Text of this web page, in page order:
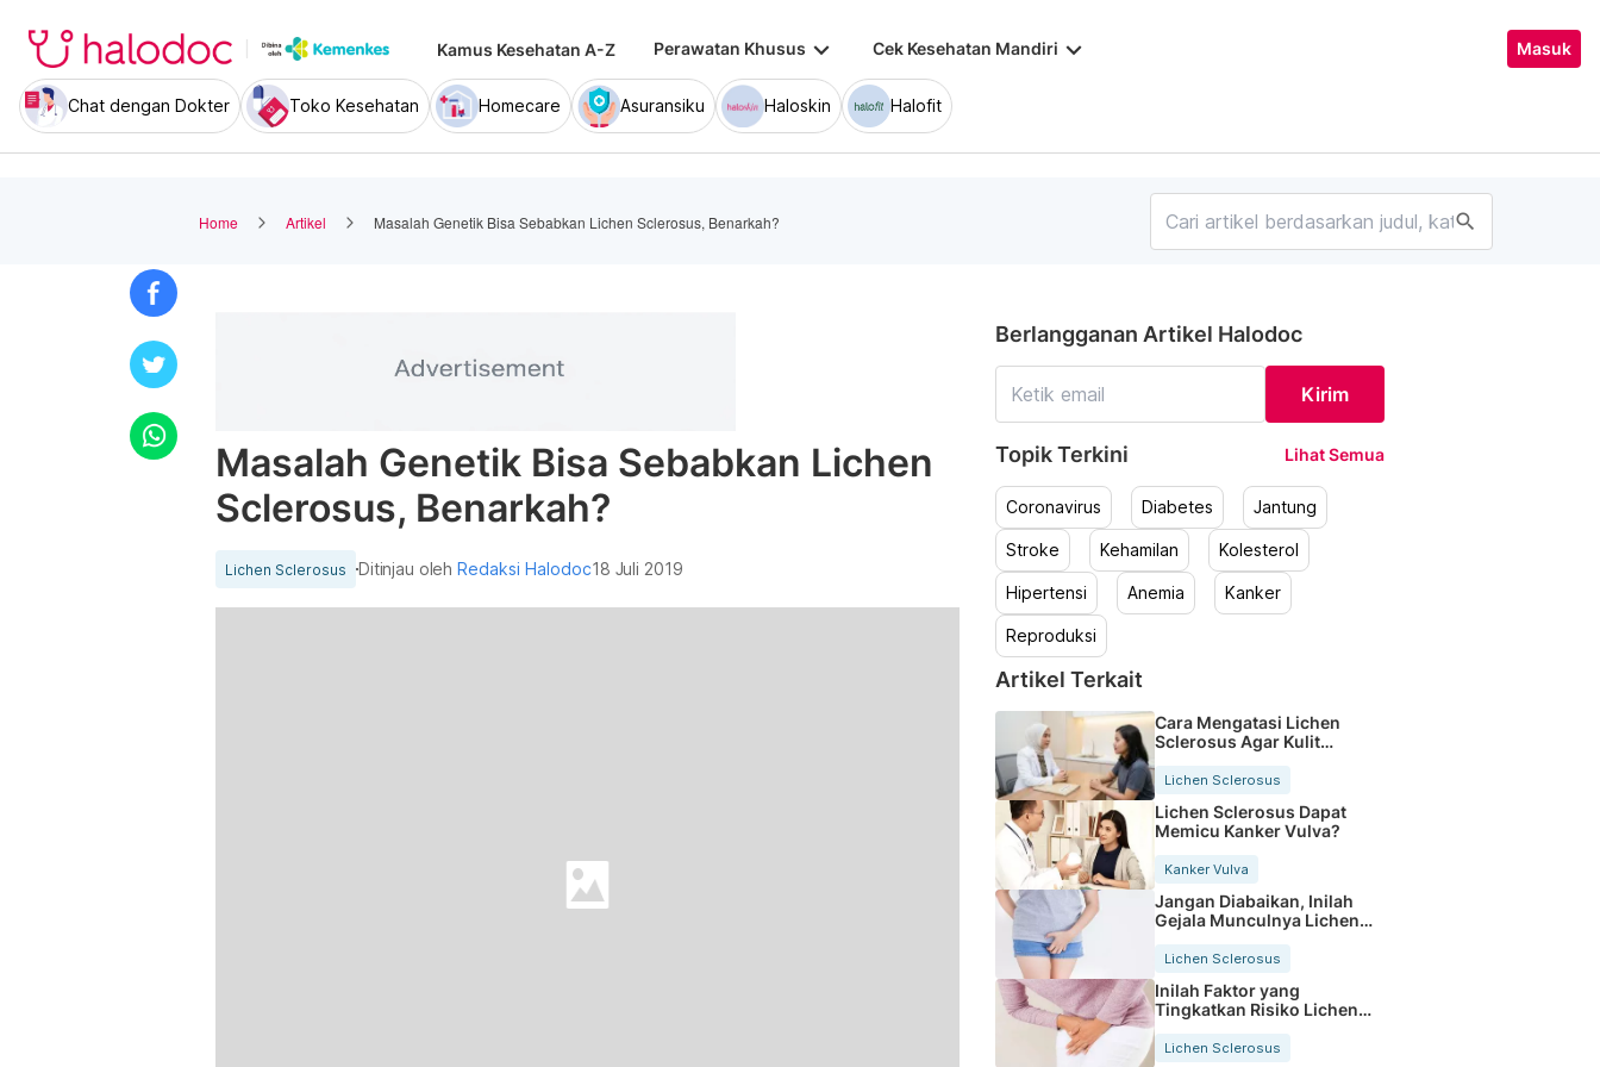
Kamus Kesehatan A-Z Perawatan Khusus keyboard_arrow_down Cek Kesehatan Mandiri keyboard_arrow_down Masuk
Chat dengan Dokter Toko Kesehatan Homecare Asuransiku Haloskin Halofit
Home Artikel Masalah Genetik Bisa Sebabkan Lichen Sclerosus, Benarkah? search
Masalah Genetik Bisa Sebabkan Lichen
Sclerosus, Benarkah?
Lichen Sclerosus Ditinjau olehRedaksi Halodoc18 Juli 2019
Berlangganan Artikel Halodoc
Kirim
Topik Terkini Lihat Semua
Coronavirus Diabetes Jantung
Stroke Kehamilan Kolesterol
Hipertensi Anemia Kanker
Reproduksi
Artikel Terkait
Cara Mengatasi Lichen
Sclerosus Agar Kulit
Lichen Sclerosus
Lichen Sclerosus Dapat
Memicu Kanker Vulva?
Kanker Vulva
Jangan Diabaikan, Inilah
Gejala Munculnya Lichen
Lichen Sclerosus
Inilah Faktor yang
Tingkatkan Risiko Lichen
Sclerosus
Lichen Sclerosus